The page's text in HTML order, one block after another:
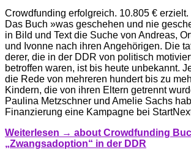
Crowdfunding erfolgreich. 10.805 € erzielt.
Das Buch »was geschehen und nie
in Bild und Text die Suche von Andreas,
und Ivonne nach ihren Angehörigen. Die
derer, die in der DDR von politisch
betroffen waren, ist bis heute unbekannt.
die Rede von mehreren hundert bis zu
Kindern, die von ihren Eltern getrennt
Paulina Metzschner und Amelie Sachs
Finanzierung eine Kampagne bei
Weiterlesen → about Crowdfunding
„Zwangsadoption“ in der DDR